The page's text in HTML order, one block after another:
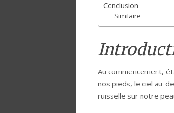
Conclusion
Similaire
Au commencement,
nos pieds, le ciel au-
ruisselle sur notre